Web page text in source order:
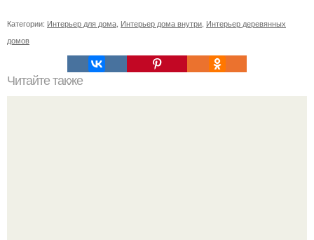
Категории: Интерьер для дома Интерьер дома внутри Интерьер деревянных
домов
Читайте также